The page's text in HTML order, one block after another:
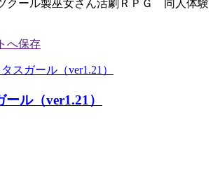
クール製巫女さん活劇ＲＰＧ 同人体験
ル（ver1.21）